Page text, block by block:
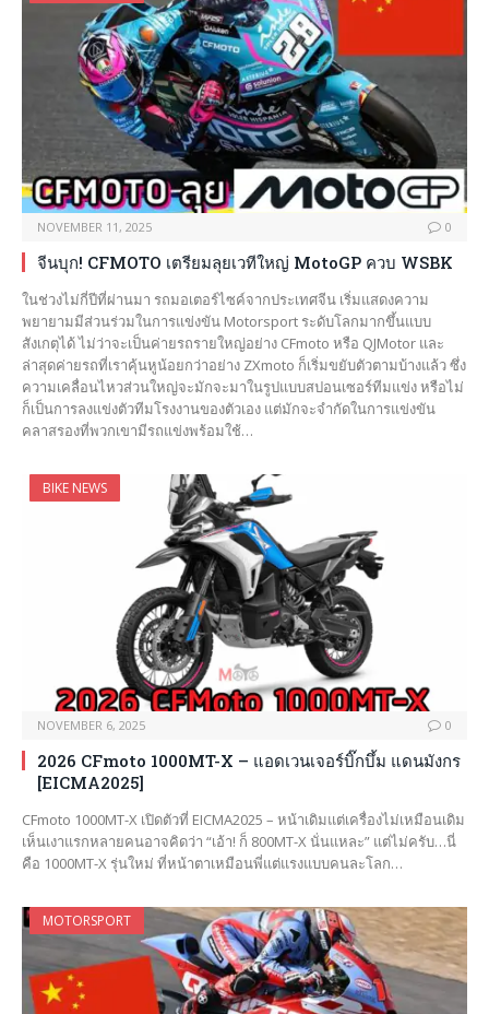
NOVEMBER 11, 2025 0
จีนบุก! CFMOTO เตรียมลุยเวทีใหญ่ MotoGP ควบ WSBK
ในช่วงไม่กี่ปีที่ผ่านมา รถมอเตอร์ไซค์จากประเทศจีน เริ่มแสดงความ
พยายามมีส่วนร่วมในการแข่งขัน Motorsport ระดับโลกมากขึ้นแบบ
สังเกตุได้ ไม่ว่าจะเป็นค่ายรถรายใหญ่อย่าง CFmoto หรือ QJMotor และ
ล่าสุดค่ายรถที่เราคุ้นหูน้อยกว่าอย่าง ZXmoto ก็เริ่มขยับตัวตามบ้างแล้ว ซึ่ง
ความเคลื่อนไหวส่วนใหญ่จะมักจะมาในรูปแบบสปอนเซอร์ทีมแข่ง หรือไม่
ก็เป็นการลงแข่งตัวทีมโรงงานของตัวเอง แต่มักจะจำกัดในการแข่งขัน
คลาสรองที่พวกเขามีรถแข่งพร้อมใช้…
BIKE NEWS
NOVEMBER 6, 2025 0
2026 CFmoto 1000MT-X – แอดเวนเจอร์บิ๊กบึ้ม แดนมังกร
[EICMA2025]
CFmoto 1000MT-X เปิดตัวที่ EICMA2025 – หน้าเดิมแต่เครื่องไม่เหมือนเดิม
เห็นเงาแรกหลายคนอาจคิดว่า “เอ้า! ก็ 800MT-X นั่นแหละ” แต่ไม่ครับ…นี่
คือ 1000MT-X รุ่นใหม่ ที่หน้าตาเหมือนพี่แต่แรงแบบคนละโลก…
MOTORSPORT